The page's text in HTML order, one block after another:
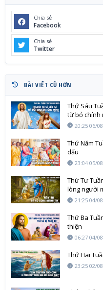
Chia sẻ
Facebook
Chia sẻ
Twitter
BÀI VIẾT CŨ HƠN
Thứ Sáu
từ bỏ chính
20:25 06/
Thứ Năm
dấu
23:04 05/
Thứ Tư
lòng người
21:25 04/
Thứ Ba
thiện
06:27 04/
Thứ Hai
23:25 02/